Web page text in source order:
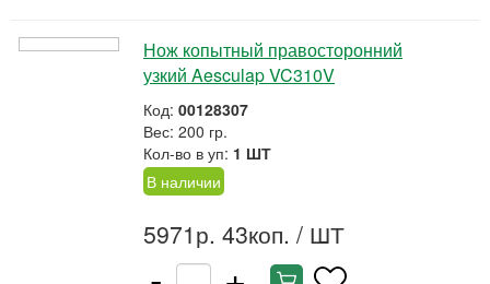
Нож копытный правосторонний
узкий Aesculap VC310V
Код: 00128307
Вес: 200 гр.
Кол-во в уп: 1 ШТ
В наличии
5971р. 43коп. / ШТ